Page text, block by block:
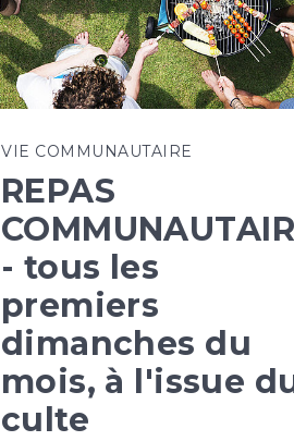
VIE COMMUNAUTAIRE
REPAS
- tous les
premiers
dimanches du
mois, à l'issue
culte